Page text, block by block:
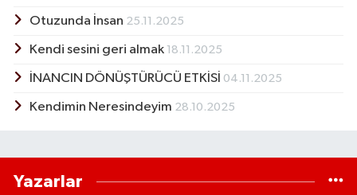
Otuzunda İnsan 25.11.2025
Kendi sesini geri almak 18.11.2025
İNANCIN DÖNÜŞTÜRÜCÜ ETKİSİ 04.11.2025
Kendimin Neresindeyim 28.10.2025
Yazarlar